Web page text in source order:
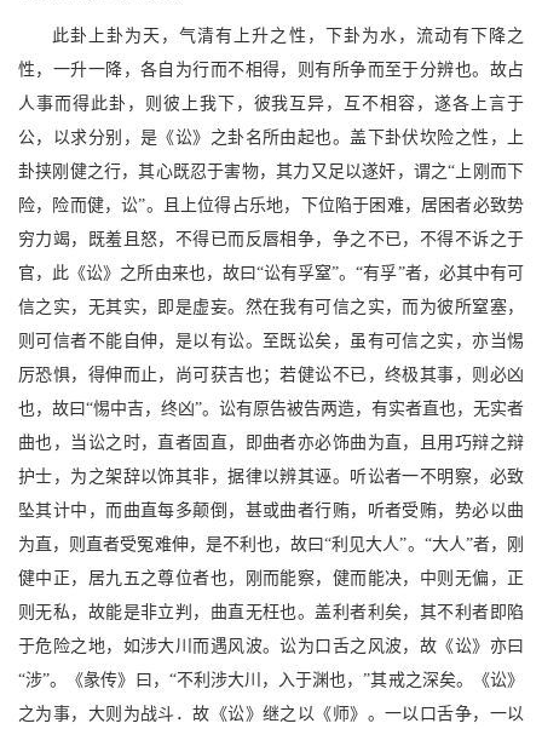
此卦上卦为天，气清有上升之性，下卦为水，流动有下降之
性，一升一降，各自为行而不相得，则有所争而至于分辨也。故占
人事而得此卦，则彼上我下，彼我互异，互不相容，遂各上言于
公，以求分别，是《讼》之卦名所由起也。盖下卦伏坎险之性，上
卦挟刚健之行，其心既忍于害物，其力又足以遂奸，谓之“上刚而下
险，险而健，讼”。且上位得占乐地，下位陷于困难，居困者必致势
穷力竭，既羞且怒，不得已而反唇相争，争之不已，不得不诉之于
官，此《讼》之所由来也，故曰“讼有孚窒”。“有孚”者，必其中有可
信之实，无其实，即是虚妄。然在我有可信之实，而为彼所窒塞，
则可信者不能自伸，是以有讼。至既讼矣，虽有可信之实，亦当惕
厉恐惧，得伸而止，尚可获吉也；若健讼不已，终极其事，则必凶
也，故曰“惕中吉，终凶”。讼有原告被告两造，有实者直也，无实者
曲也，当讼之时，直者固直，即曲者亦必饰曲为直，且用巧辩之辩
护士，为之架辞以饰其非，据律以辨其诬。听讼者一不明察，必致
坠其计中，而曲直每多颠倒，甚或曲者行贿，听者受贿，势必以曲
为直，则直者受冤难伸，是不利也，故曰“利见大人”。“大人”者，刚
健中正，居九五之尊位者也，刚而能察，健而能决，中则无偏，正
则无私，故能是非立判，曲直无枉也。盖利者利矣，其不利者即陷
于危险之地，如涉大川而遇风波。讼为口舌之风波，故《讼》亦曰
“涉”。《彖传》曰，“不利涉大川，入于渊也，”其戒之深矣。《讼》
之为事，大则为战斗．故《讼》继之以《师》。一以口舌争，一以